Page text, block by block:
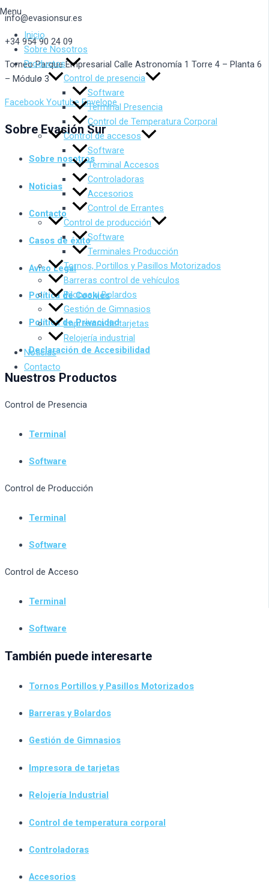
Menu
Inicio
Sobre Nosotros
Productos
Control de presencia
Software
Terminal Presencia
Control de Temperatura Corporal
Control de accesos
Software
Terminal Accesos
Controladoras
Accesorios
Control de Errantes
Control de producción
Software
Terminales Producción
Tornos, Portillos y Pasillos Motorizados
Barreras control de vehículos
Pilonas y Bolardos
Gestión de Gimnasios
Impresora de tarjetas
Relojería industrial
Noticias
Contacto
info@evasionsur.es
+34 954 90 24 09
Torneo Parque Empresarial Calle Astronomía 1 Torre 4 – Planta 6
– Módulo 3
Facebook Youtube Envelope
Sobre Evasión Sur
Sobre nosotros
Noticias
Contacto
Casos de éxito
Aviso Legal
Política de Cookies
Política de Privacidad
Declaración de Accesibilidad
Nuestros Productos
Control de Presencia
Terminal
Software
Control de Producción
Terminal
Software
Control de Acceso
Terminal
Software
También puede interesarte
Tornos Portillos y Pasillos Motorizados
Barreras y Bolardos
Gestión de Gimnasios
Impresora de tarjetas
Relojería Industrial
Control de temperatura corporal
Controladoras
Accesorios